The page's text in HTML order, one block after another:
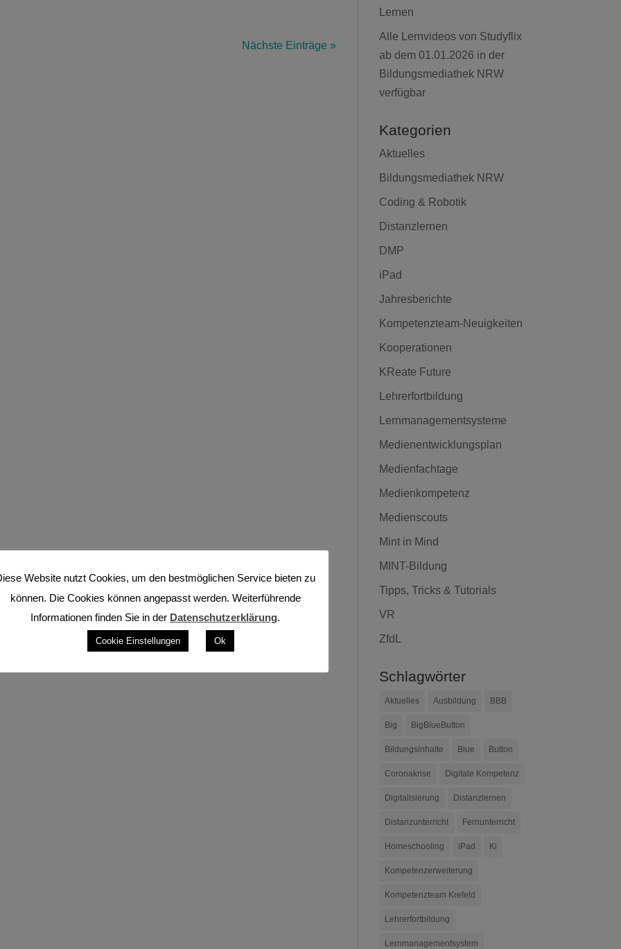
Nächste Einträge »
Lernen
Alle Lernvideos von Studyflix
ab dem 01.01.2026 in der
Bildungsmediathek NRW
verfügbar
Kategorien
Aktuelles
Bildungsmediathek NRW
Coding & Robotik
Distanzlernen
DMP
iPad
Jahresberichte
Kompetenzteam-Neuigkeiten
Kooperationen
KReate Future
Lehrerfortbildung
Lernmanagementsysteme
Medienentwicklungsplan
Medienfachtage
Medienkompetenz
Medienscouts
Mint in Mind
MINT-Bildung
Tipps, Tricks & Tutorials
VR
ZfdL
Schlagwörter
Aktuelles Ausbildung BBB
Big BigBlueButton
Bildungsinhalte Blue Button
Coronakrise Digitale Kompetenz
Digitalisierung Distanzlernen
Distanzunterricht Fernunterricht
Homeschooling iPad Ki
Kompetenzerweiterung
Kompetenzteam Krefeld
Lehrerfortbildung
Lernmanagementsystem
Website nutzt Cookies, um den bestmöglichen Service bieten zu
können. Die Cookies können angepasst werden. Weiterführende
Informationen finden Sie in der Datenschutzerklärung.
Cookie Einstellungen Ok